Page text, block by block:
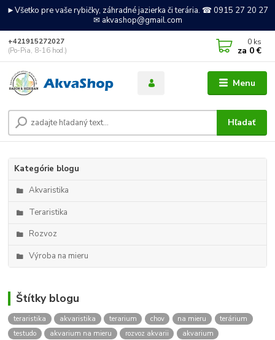
►Všetko pre vaše rybičky, záhradné jazierka či terária. ☎ 0915 27 20 27
✉ akvashop@gmail.com
Menu
Hľadať
+421915272027
(Po-Pia, 8-16 hod.)
0 ks
za 0 €
Kategórie blogu
Akvaristika
Teraristika
Rozvoz
Výroba na mieru
Štítky blogu
teraristika akvaristika terarium chov na mieru
terárium
testudo
akvarium na mieru rozvoz akvarii
akvarium